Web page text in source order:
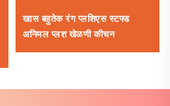
खास बहुतेक रंग प्लशिएस स्टफ्ड
अनिमल प्लश खेळणी कीचन